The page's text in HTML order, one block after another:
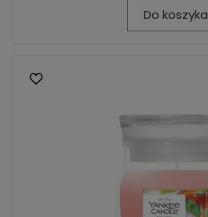
Do koszyka